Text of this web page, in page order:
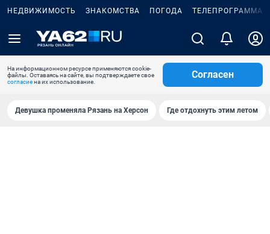
НЕДВИЖИМОСТЬ ЗНАКОМСТВА ПОГОДА ТЕЛЕПРОГРАММА
На информационном ресурсе применяются cookie-
файлы. Оставаясь на сайте, вы подтверждаете свое
согласиена их использование.
Согласен
Девушка променяла Рязань на Херсон Где отдохнуть этим летом